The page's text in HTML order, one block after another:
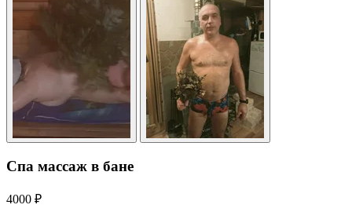
Спа массаж в бане
4000 ₽